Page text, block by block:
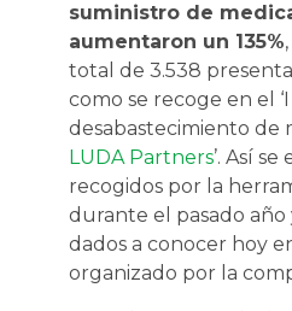
suministro de
aumentaron un 135%
total de 3.538
como se recoge en el
desabastecimiento de
LUDA Partners’. Así
recogidos por la
durante el pasado año
dados a conocer hoy
organizado por la